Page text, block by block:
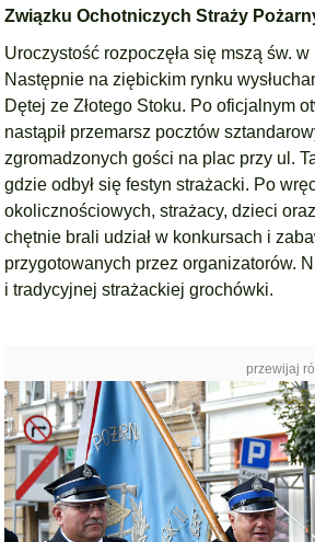
Związku Ochotniczych Straży
Uroczystość rozpoczęła się mszą św.
Następnie na ziębickim rynku
Dętej ze Złotego Stoku. Po oficjalnym
nastąpił przemarsz pocztów
zgromadzonych gości na plac przy ul.
gdzie odbył się festyn strażacki. Po
okolicznościowych, strażacy, dzieci
chętnie brali udział w konkursach i
przygotowanych przez organizatorów.
i tradycyjnej strażackiej grochówki.
przewijaj